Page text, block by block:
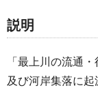
説明
「最上川の流通
及び河岸集落に